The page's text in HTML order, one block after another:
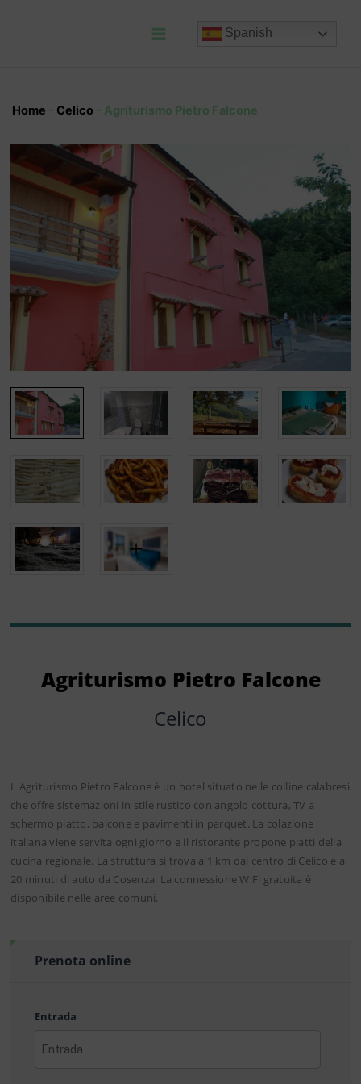
Spanish
Home - Celico - Agriturismo Pietro Falcone
Agriturismo Pietro Falcone
Celico
L Agriturismo Pietro Falcone è un hotel situato nelle colline calabresi
che offre sistemazioni in stile rustico con angolo cottura, TV a
schermo piatto, balcone e pavimenti in parquet. La colazione
italiana viene servita ogni giorno e il ristorante propone piatti della
cucina regionale. La struttura si trova a 1 km dal centro di Celico e a
20 minuti di auto da Cosenza. La connessione WiFi gratuita è
disponibile nelle aree comuni.
Prenota online
Entrada
AAAA